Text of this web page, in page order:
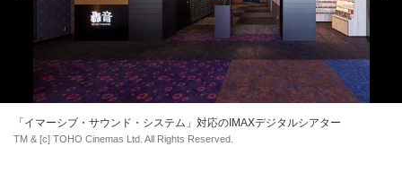
「イマーシブ・サウンド・システム」対応のIMAXデジタルシアター
TM & [c] TOHO Cinemas Ltd. All Rights Reserved.